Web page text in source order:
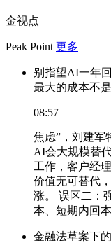
金视点
Peak Point 更多
别指望AI一年
最大的成本不
08:57
焦虑”，刘建军
AI会大规模替
工作，客户经
价值无可替代
涨。 误区二：
本、短期内回
金融法草案下